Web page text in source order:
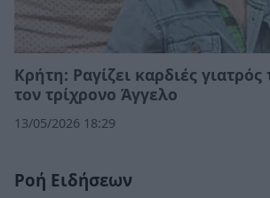
Κρήτη: Ραγίζει καρδιές
τον τρίχρονο Άγγελο
13/05/2026 18:29
Ροή Ειδήσεων